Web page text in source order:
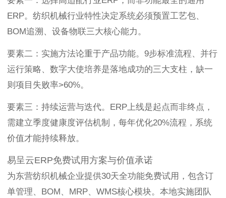
ERP。纺织机械行业特性决定系统必须预置工艺包、
BOM追溯、设备物联三大核心能力。
要素二：实施方法论重于产品功能。9步标准流程、并行
运行策略、数字大使培养是落地成功的三大支柱，缺一
则项目失败率>60%。
要素三：持续运营与迭代。ERP上线是起点而非终点，
需建立季度健康度评估机制，每年优化20%流程，系统
价值才能持续释放。
易呈云ERP免费试用方案与价值承诺
为东营纺织机械企业提供30天全功能免费试用，包含订
单管理、BOM、MRP、WMS核心模块。本地实施团队